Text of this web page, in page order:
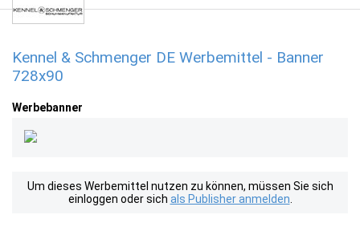
Kennel & Schmenger DE Werbemittel - Banner
728x90
Werbebanner
Um dieses Werbemittel nutzen zu können, müssen Sie sich
einloggen oder sich als Publisher anmelden